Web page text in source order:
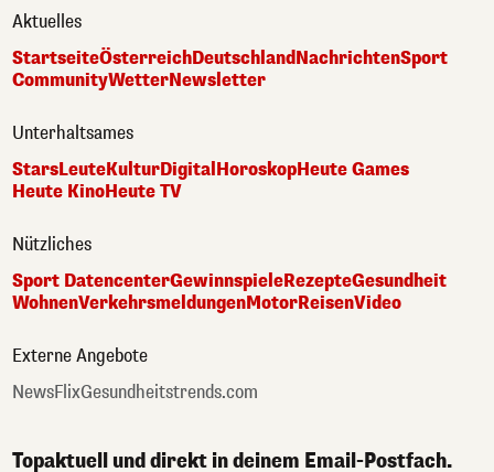
Aktuelles
StartseiteÖsterreichDeutschlandNachrichtenSport
CommunityWetterNewsletter
Unterhaltsames
StarsLeuteKulturDigitalHoroskopHeute Games
Heute KinoHeute TV
Nützliches
Sport DatencenterGewinnspieleRezepteGesundheit
WohnenVerkehrsmeldungenMotorReisenVideo
Externe Angebote
NewsFlixGesundheitstrends.com
Topaktuell und direkt in deinem Email-Postfach.